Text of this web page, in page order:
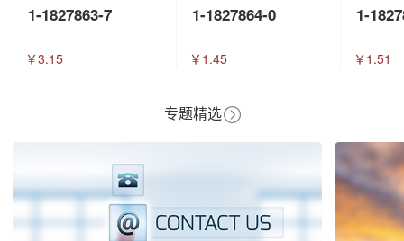
1-1827863-7
￥3.15
1-1827864-0
￥1.45
1-
￥1.51
专题精选